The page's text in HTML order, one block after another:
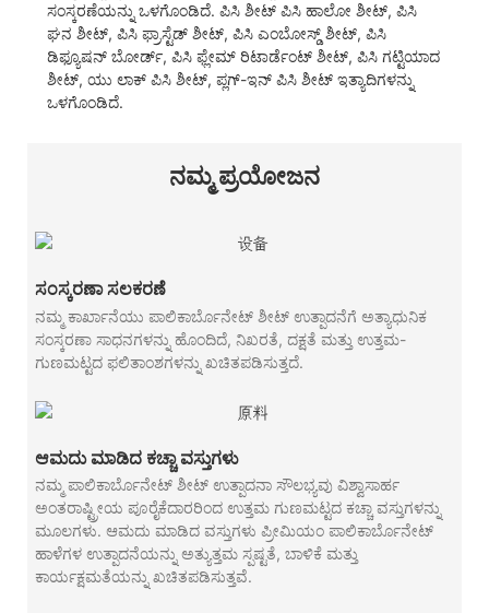
ಸಂಸ್ಕರಣೆಯನ್ನು ಒಳಗೊಂಡಿದೆ. ಪಿಸಿ ಶೀಟ್ ಪಿಸಿ ಹಾಲೋ ಶೀಟ್, ಪಿಸಿ
ಘನ ಶೀಟ್, ಪಿಸಿ ಫ್ರಾಸ್ಟೆಡ್ ಶೀಟ್, ಪಿಸಿ ಎಂಬೋಸ್ಡ್ ಶೀಟ್, ಪಿಸಿ
ಡಿಫ್ಯೂಷನ್ ಬೋರ್ಡ್, ಪಿಸಿ ಫ್ಲೇಮ್ ರಿಟಾರ್ಡೆಂಟ್ ಶೀಟ್, ಪಿಸಿ ಗಟ್ಟಿಯಾದ
ಶೀಟ್, ಯು ಲಾಕ್ ಪಿಸಿ ಶೀಟ್, ಪ್ಲಗ್-ಇನ್ ಪಿಸಿ ಶೀಟ್ ಇತ್ಯಾದಿಗಳನ್ನು
ಒಳಗೊಂಡಿದೆ.
ನಮ್ಮ ಪ್ರಯೋಜನ
ಸಂಸ್ಕರಣಾ ಸಲಕರಣೆ
ನಮ್ಮ ಕಾರ್ಖಾನೆಯು ಪಾಲಿಕಾರ್ಬೊನೇಟ್ ಶೀಟ್ ಉತ್ಪಾದನೆಗೆ ಅತ್ಯಾಧುನಿಕ
ಸಂಸ್ಕರಣಾ ಸಾಧನಗಳನ್ನು ಹೊಂದಿದೆ, ನಿಖರತೆ, ದಕ್ಷತೆ ಮತ್ತು ಉತ್ತಮ-
ಗುಣಮಟ್ಟದ ಫಲಿತಾಂಶಗಳನ್ನು ಖಚಿತಪಡಿಸುತ್ತದೆ.
ಆಮದು ಮಾಡಿದ ಕಚ್ಚಾ ವಸ್ತುಗಳು
ನಮ್ಮ ಪಾಲಿಕಾರ್ಬೊನೇಟ್ ಶೀಟ್ ಉತ್ಪಾದನಾ ಸೌಲಭ್ಯವು ವಿಶ್ವಾಸಾರ್ಹ
ಅಂತರಾಷ್ಟ್ರೀಯ ಪೂರೈಕೆದಾರರಿಂದ ಉತ್ತಮ ಗುಣಮಟ್ಟದ ಕಚ್ಚಾ ವಸ್ತುಗಳನ್ನು
ಮೂಲಗಳು. ಆಮದು ಮಾಡಿದ ವಸ್ತುಗಳು ಪ್ರೀಮಿಯಂ ಪಾಲಿಕಾರ್ಬೊನೇಟ್
ಹಾಳೆಗಳ ಉತ್ಪಾದನೆಯನ್ನು ಅತ್ಯುತ್ತಮ ಸ್ಪಷ್ಟತೆ, ಬಾಳಿಕೆ ಮತ್ತು
ಕಾರ್ಯಕ್ಷಮತೆಯನ್ನು ಖಚಿತಪಡಿಸುತ್ತವೆ.